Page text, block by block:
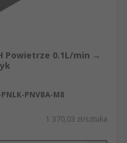
Powietrze 0.1L/min →
PNVBA-M8
1 370,03 zł/sztuka